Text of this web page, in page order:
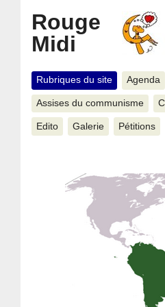
Rouge
Midi
Rubriques du site Agenda
Assises du communisme
Edito Galerie Pétitions